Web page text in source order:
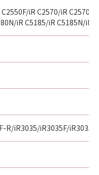
ノンの子会社、そ
店並びにキヤノン
る「許諾ソフト
おいて許諾され
で当該問題が生
約が消費者契約
する場合であっ
社、それらの販
キヤノンのライセ
よる債務不履行ま
諾ソフトウェア」
いては、本項は
iR C2570/iR
iR C5185/iR C5185N/iR
R/iR3035/iR3035F/